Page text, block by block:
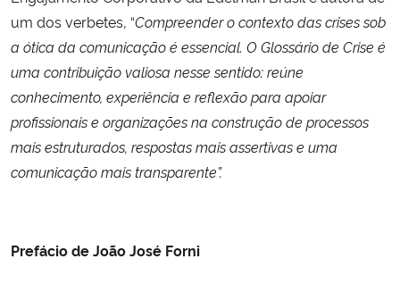
um dos verbetes, “Compreender o contexto das crises sob
a ótica da comunicação é essencial. O Glossário de Crise é
uma contribuição valiosa nesse sentido: reúne
conhecimento, experiência e reflexão para apoiar
profissionais e organizações na construção de processos
mais estruturados, respostas mais assertivas e uma
comunicação mais transparente”.
Prefácio de João José Forni